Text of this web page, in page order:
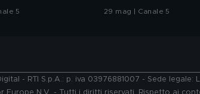
5 29 mag | Canale 5
- RTI S.p.A.: p. iva 03976881007 - Sede